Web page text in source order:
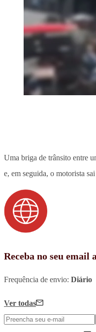
Uma briga de trânsito entre
e, em seguida, o motorista
Receba no seu
Frequência de envio: Diário
Ver todas